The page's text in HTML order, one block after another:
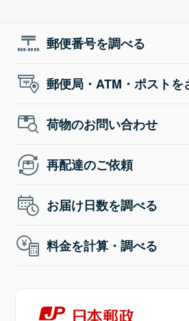
郵便番号を調べる
郵便局・ATM・ポストを
荷物のお問い合わせ
再配達のご依頼
お届け日数を調べる
料金を計算・調べる